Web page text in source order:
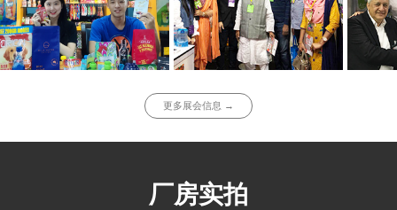
更多展会信息 →
厂房实拍